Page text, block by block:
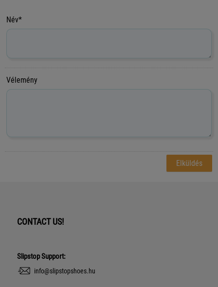
Név*
Vélemény
CONTACT US!
Slipstop Support:
info@slipstopshoes.hu